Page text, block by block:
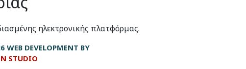
ηλεκτρονικής πλατφόρμας.
WEB DEVELOPMENT BY
STUDIO